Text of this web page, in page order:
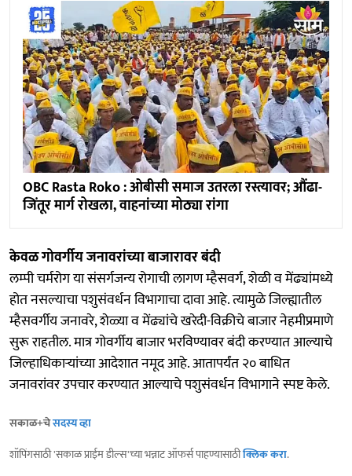
OBC Rasta Roko : ओबीसी समाज उतरला रस्त्यावर; औंढा-
जिंतूर मार्ग रोखला, वाहनांच्या मोठ्या रांगा
केवळ गोवर्गीय जनावरांच्या बाजारावर बंदी
लम्पी चर्मरोग या संसर्गजन्य रोगाची लागण म्हैसवर्ग, शेळी व मेंढ्यांमध्ये
होत नसल्याचा पशुसंवर्धन विभागाचा दावा आहे. त्यामुळे जिल्ह्यातील
म्हैसवर्गीय जनावरे, शेळ्या व मेंढ्यांचे खरेदी-विक्रीचे बाजार नेहमीप्रमाणे
सुरू राहतील. मात्र गोवर्गीय बाजार भरविण्यावर बंदी करण्यात आल्याचे
जिल्हाधिकाऱ्यांच्या आदेशात नमूद आहे. आतापर्यंत २० बाधित
जनावरांवर उपचार करण्यात आल्याचे पशुसंवर्धन विभागाने स्पष्ट केले.
सकाळ+चेसदस्य व्हा
शॉपिंगसाठी 'सकाळ प्राईम डील्स'च्या भन्नाट ऑफर्स पाहण्यासाठीक्लिक करा.